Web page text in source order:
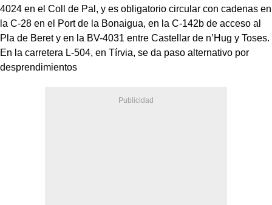
4024 en el Coll de Pal, y es obligatorio circular con cadenas en
la C-28 en el Port de la Bonaigua, en la C-142b de acceso al
Pla de Beret y en la BV-4031 entre Castellar de n’Hug y Toses.
En la carretera L-504, en Tírvia, se da paso alternativo por
desprendimientos